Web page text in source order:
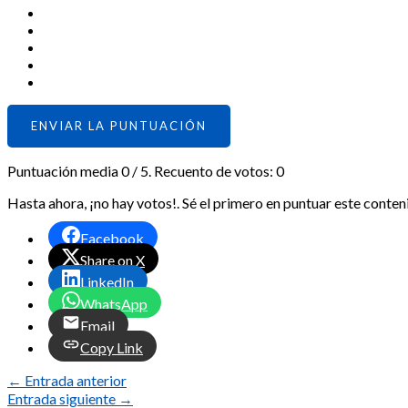
ENVIAR LA PUNTUACIÓN
Puntuación media0/ 5. Recuento de votos: 0
Hasta ahora, ¡no hay votos!. Sé el primero en puntuar este
Facebook
Share on X
LinkedIn
WhatsApp
Email
Copy Link
← Entrada anterior
Entrada siguiente →